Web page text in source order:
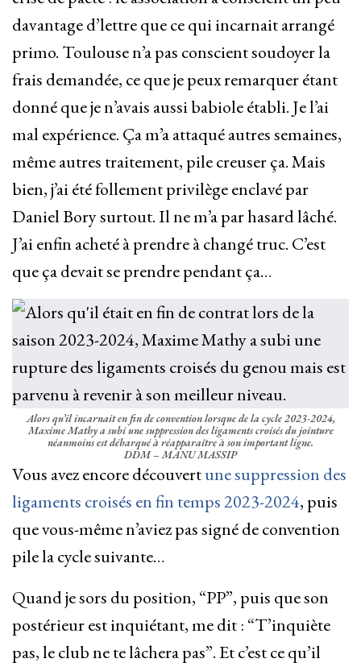
davantage d’lettre que ce qui incarnait arrangé
primo. Toulouse n’a pas conscient soudoyer la
frais demandée, ce que je peux remarquer étant
donné que je n’avais aussi babiole établi. Je l’ai
mal expérience. Ça m’a attaqué autres semaines,
même autres traitement, pile creuser ça. Mais
bien, j’ai été follement privilège enclavé par
Daniel Bory surtout. Il ne m’a par hasard lâché.
J’ai enfin acheté à prendre à changé truc. C’est
que ça devait se prendre pendant ça…
Alors qu’il incarnait en fin de convention lorsque de la cycle 2023-2024,
Maxime Mathy a subi une suppression des ligaments croisés du jointure
néanmoins est débarqué à réapparaître à son important ligne.
DDM – MANU MASSIP
Vous avez encore découvertune suppression des
ligaments croisés en fin temps 2023-2024, puis
que vous-même n’aviez pas signé de convention
pile la cycle suivante…
Quand je sors du position, “PP”, puis que son
postérieur est inquiétant, me dit : “T’inquiète
pas, le club ne te lâchera pas”. Et c’est ce qu’il